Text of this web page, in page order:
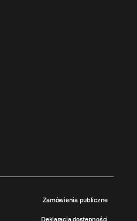
Zamówienia publiczne
Deklaracja dostępności